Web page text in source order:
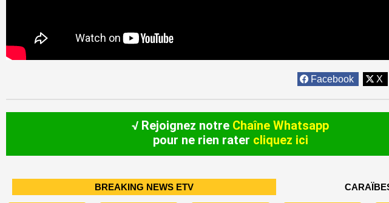
Facebook X
√ Rejoignez notre Chaîne Whatsapp
pour ne rien rater cliquez ici
BREAKING NEWS ETV